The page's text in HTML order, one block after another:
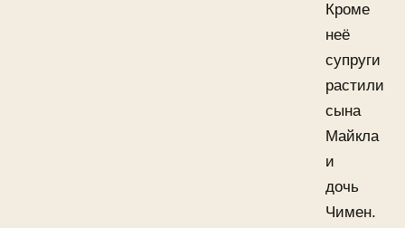
Кроме
неё
супруги
растили
сына
Майкла
и
дочь
Чимен.